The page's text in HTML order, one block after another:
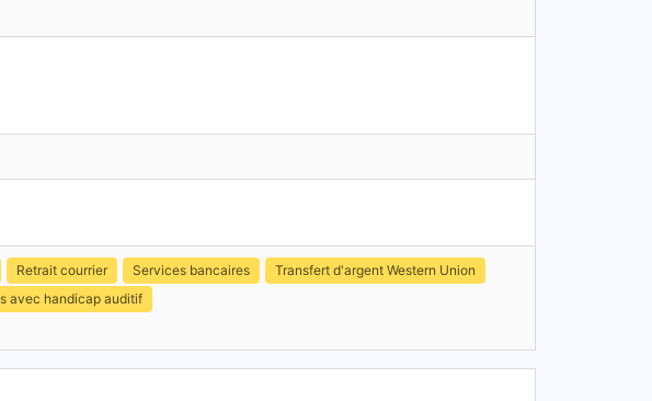
Retrait courrier Services bancaires
Transfert d'argent Western Union
avec handicap auditif